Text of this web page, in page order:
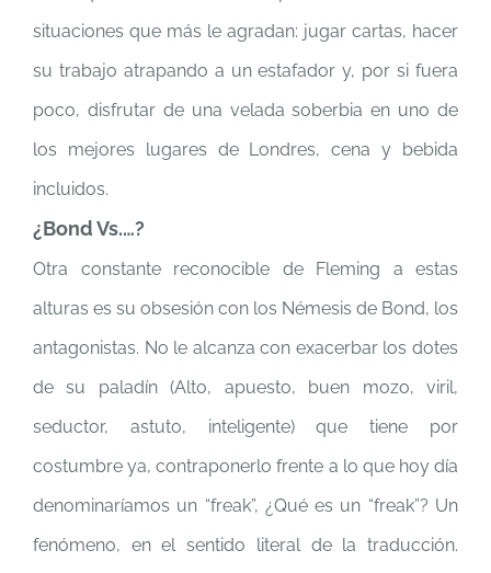
situaciones que más le agradan: jugar cartas, hacer
su trabajo atrapando a un estafador y, por si fuera
poco, disfrutar de una velada soberbia en uno de
los mejores lugares de Londres, cena y bebida
incluidos.
¿Bond Vs.…?
Otra constante reconocible de Fleming a estas
alturas es su obsesión con los Némesis de Bond, los
antagonistas. No le alcanza con exacerbar los dotes
de su paladín (Alto, apuesto, buen mozo, viril,
seductor, astuto, inteligente) que tiene por
costumbre ya, contraponerlo frente a lo que hoy día
denominaríamos un “freak”, ¿Qué es un “freak”? Un
fenómeno, en el sentido literal de la traducción.